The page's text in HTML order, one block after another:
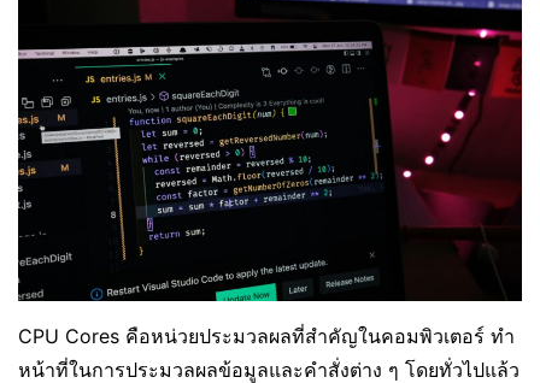
CPU Cores คือหน่วยประมวลผลที่สำคัญในคอมพิวเตอร์ ทำ
หน้าที่ในการประมวลผลข้อมูลและคำสั่งต่าง ๆ โดยทั่วไปแล้ว